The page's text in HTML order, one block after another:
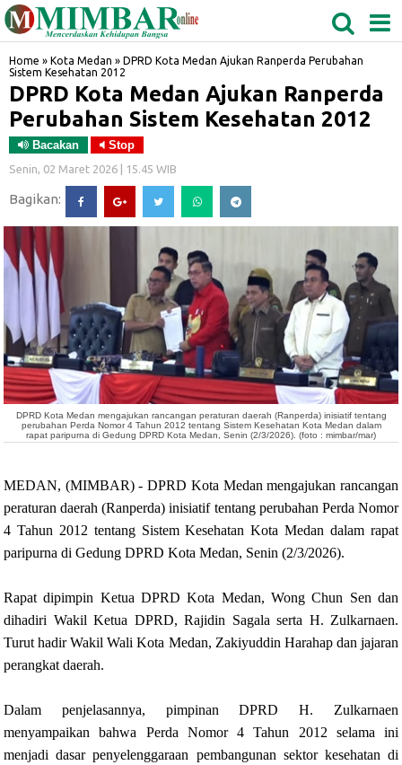
BIDANGRO
Home » Kota Medan » DPRD Kota Medan Ajukan Ranperda Perubahan
Sistem Kesehatan 2012
DPRD Kota Medan Ajukan Ranperda
Perubahan Sistem Kesehatan 2012
Bacakan Stop
Senin, 02 Maret 2026 | 15.45 WIB
Bagikan:
DPRD Kota Medan mengajukan rancangan peraturan daerah (Ranperda) inisiatif tentang
perubahan Perda Nomor 4 Tahun 2012 tentang Sistem Kesehatan Kota Medan dalam
rapat paripurna di Gedung DPRD Kota Medan, Senin (2/3/2026). (foto : mimbar/mar)
MEDAN, (MIMBAR) - DPRD Kota Medan mengajukan rancangan
peraturan daerah (Ranperda) inisiatif tentang perubahan Perda Nomor
4 Tahun 2012 tentang Sistem Kesehatan Kota Medan dalam rapat
paripurna di Gedung DPRD Kota Medan, Senin (2/3/2026).
Rapat dipimpin Ketua DPRD Kota Medan, Wong Chun Sen dan
dihadiri Wakil Ketua DPRD, Rajidin Sagala serta H. Zulkarnaen.
Turut hadir Wakil Wali Kota Medan, Zakiyuddin Harahap dan jajaran
perangkat daerah.
Dalam penjelasannya, pimpinan DPRD H. Zulkarnaen
menyampaikan bahwa Perda Nomor 4 Tahun 2012 selama ini
menjadi dasar penyelenggaraan pembangunan sektor kesehatan di